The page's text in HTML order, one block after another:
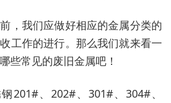
，我们应做好相应的金属分类的
工作的进行。那么我们就来看一
些常见的废旧金属吧！
201#、202#、301#、304#、